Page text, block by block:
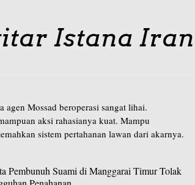
Istana Iran
agen Mossad beroperasi sangat lihai.
aksi rahasianya kuat. Mampu
sistem pertahanan lawan dari akarnya.
Pembunuh Suami di Manggarai Timur Tolak